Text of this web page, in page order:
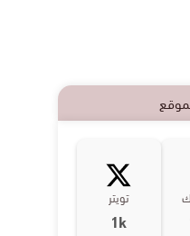
تويتر
1k